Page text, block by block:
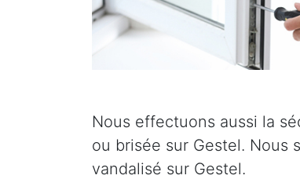
Nous effectuons aussi la
ou brisée sur Gestel. Nous
vandalisé sur Gestel.